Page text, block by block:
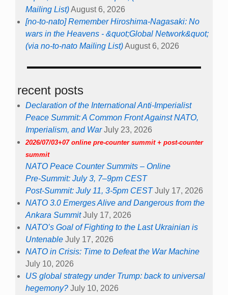
Mailing List)August 6, 2026
[no-to-nato] Remember Hiroshima-Nagasaki: No
wars in the Heavens - &quot;Global Network&quot;
(via no-to-nato Mailing List)August 6, 2026
recent posts
Declaration of the International Anti-Imperialist
Peace Summit: A Common Front Against NATO,
Imperialism, and War July 23, 2026
2026/07/03+07 online pre-counter summit + post-counter
summit
NATO Peace Counter Summits – Online
Pre-Summit: July 3, 7–9pm CEST
Post-Summit: July 11, 3-5pm CEST July 17, 2026
NATO 3.0 Emerges Alive and Dangerous from the
Ankara Summit July 17, 2026
NATO’s Goal of Fighting to the Last Ukrainian is
Untenable July 17, 2026
NATO in Crisis: Time to Defeat the War Machine
July 10, 2026
US global strategy under Trump: back to universal
hegemony? July 10, 2026